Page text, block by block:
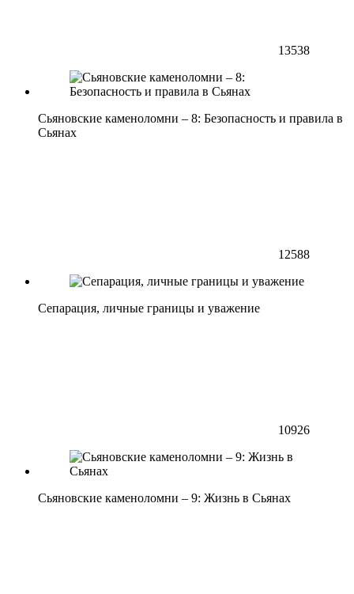
13538
Сьяновские каменоломни – 8: Безопасность и правила в
Сьянах
12588
Сепарация, личные границы и уважение
10926
Сьяновские каменоломни – 9: Жизнь в Сьянах